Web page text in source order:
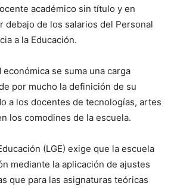
académico sin título y en
debajo de los salarios del Personal
a la Educación.
se suma una carga
por mucho la definición de su
a los docentes de tecnologías, artes
los comodines de la escuela.
(LGE) exige que la escuela
mediante la aplicación de ajustes
que para las asignaturas teóricas